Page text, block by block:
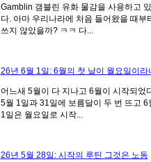
Gamblin 갬블린 유화 물감을 사용하고 있
다. 아마 우리나라에 처음 들어왔을 때부
쓰지 않았을까? ㅋㅋ 다...
26년 6월 1일: 6월의 첫 날이 월요일이라
어느새 5월이 다 지나고 6월이 시작되었
5월 1일과 31일에 보름달이 두 번 뜨고 6
1일은 월요일로 시작...
26년 5월 28일: 시작의 루틴 그것은 노동